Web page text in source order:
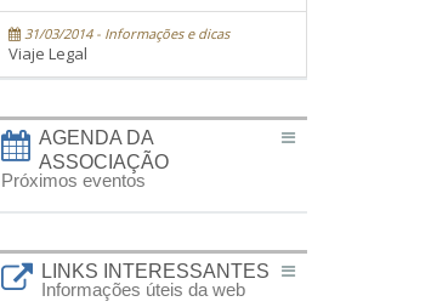
31/03/2014 - Informações e dicas
Viaje Legal
AGENDA DA
ASSOCIAÇÃO
Próximos eventos
LINKS INTERESSANTES
Informações úteis da web